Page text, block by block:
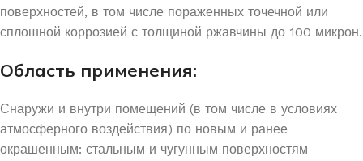
поверхностей, в том числе пораженных точечной или
сплошной коррозией с толщиной ржавчины до 100 микрон.
Область применения:
Снаружи и внутри помещений (в том числе в условиях
атмосферного воздействия) по новым и ранее
окрашенным: стальным и чугунным поверхностям